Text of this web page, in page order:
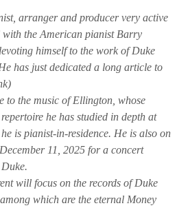
arranger and producer very active
with the American pianist Barry
himself to the work of Duke
has just dedicated a long article to
to the music of Ellington, whose
he has studied in depth at
is pianist-in-residence. He is also on
11, 2025 for a concert
will focus on the records of Duke
which are the eternal Money